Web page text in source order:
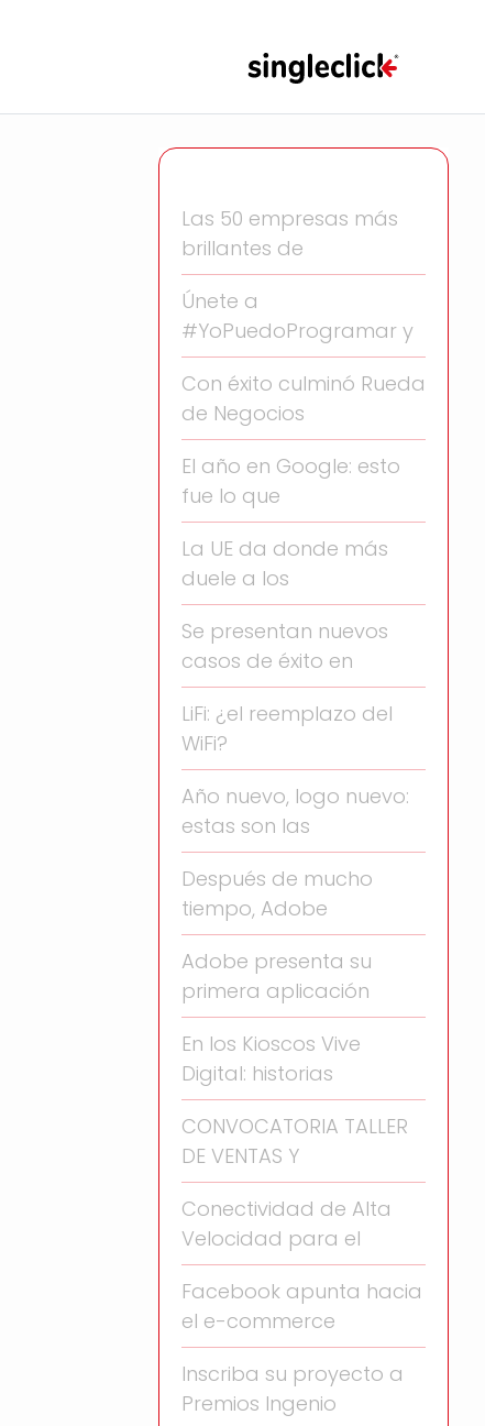
Las 50 empresas más
brillantes de
Únete a
#YoPuedoProgramar y
Con éxito culminó Rueda
de Negocios
El año en Google: esto
fue lo que
La UE da donde más
duele a los
Se presentan nuevos
casos de éxito en
LiFi: ¿el reemplazo del
WiFi?
Año nuevo, logo nuevo:
estas son las
Después de mucho
tiempo, Adobe
Adobe presenta su
primera aplicación
En los Kioscos Vive
Digital: historias
CONVOCATORIA TALLER
DE VENTAS Y
Conectividad de Alta
Velocidad para el
Facebook apunta hacia
el e-commerce
Inscriba su proyecto a
Premios Ingenio